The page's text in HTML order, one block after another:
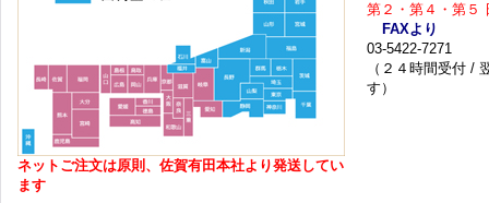
ネットご注文は原則、佐賀有田本社より発送してい
ます
第２・第４・第５
FAXより
03-5422-7271
（２４時間受付 /
す）